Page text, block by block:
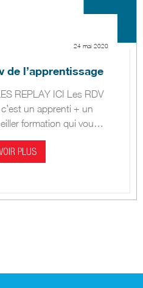
24 mai 2020
de l’apprentissage
REPLAY ICI Les RDV
un apprenti + un
formation qui vous
l’industrie.
PLUS